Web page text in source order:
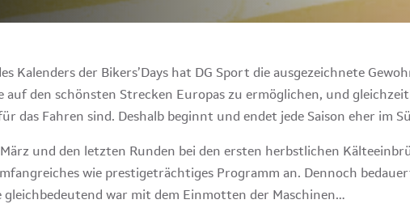
Kalenders der Bikers’Days hat DG Sport die ausgezeichnete
auf den schönsten Strecken Europas zu ermöglichen, und
das Fahren sind. Deshalb beginnt und endet jede Saison eher im
und den letzten Runden bei den ersten herbstlichen
wie prestigeträchtiges Programm an. Dennoch
gleichbedeutend war mit dem Einmotten der Maschinen…